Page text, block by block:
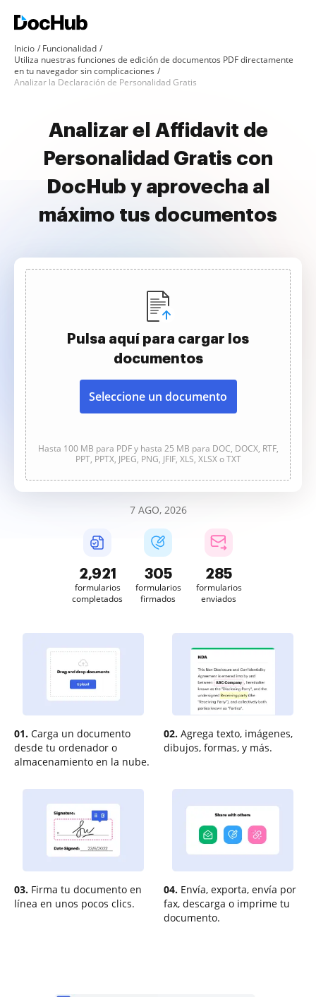
Inicio
Funcionalidad
Utiliza nuestras funciones de edición de documentos PDF directamente
en tu navegador sin complicaciones
Analizar la Declaración de Personalidad Gratis
Analizar el Affidavit de
Personalidad Gratis con
DocHub y aprovecha al
máximo tus documentos
Pulsa aquí para cargar los
documentos
Seleccione un documento
Hasta 100 MB para PDF y hasta 25 MB para DOC, DOCX, RTF,
PPT, PPTX, JPEG, PNG, JFIF, XLS, XLSX o TXT
7 AGO, 2026
2,922
formularios
completados
305
formularios
firmados
285
formularios
enviados
01. Carga un documento
desde tu ordenador o
almacenamiento en la nube.
02. Agrega texto, imágenes,
dibujos, formas, y más.
03. Firma tu documento en
línea en unos pocos clics.
04. Envía, exporta, envía por
fax, descarga o imprime tu
documento.